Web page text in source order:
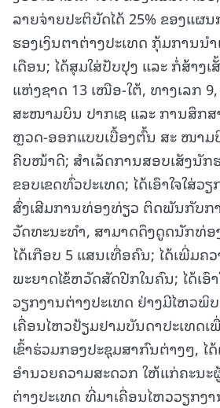
ລາຍຈ່າຍປະຕິບັດໄດ້ 25% ຂອງແຜ
ຮອງເງິນຕາຕ່າງປະເທດ ກຸ້ມການນໍ
ເດືອນ; ໄດ້ສຸມໃສ່ປັບປຸງ ແລະ ກໍ່ສ້າງ
ແຫ່ງຊາດ 13 ເໜືອ-ໃຕ້, ທາງເລກ
ສະໜາມບິນ ປາກເຊ ແລະ ການສຶກສ
ຫຼວດ-ອອກແບບເບື້ອງຕົ້ນ ສະ ໜາມ
ຄືບໜ້າດີ; ສໍາເລັດການສອບເສັງນັກ
ຂອບເຂດທົ່ວປະເທດ; ໄດ້ເອົາໃຈໃສ່ວ
ສົ່ງເສີມການທ່ອງທ່ຽວ ຕິດພັນກັບກ
ວັດທະນະທຳ, ສາມາດດຶງດູດນັກທ່ອ
ໄດ້ເກືອບ 5 ແສນເທື່ອຄົນ; ໄດ້ເພີ່ມຄວ
ພະຍາດໄຂ້ຫວັດສັດປີກໃນຄົນ; ໄດ້ເອົ
ວຽກງານຕ່າງປະເທດ ຢ່າງມີໄຫວພິ
ເຄື່ອນໄຫວຢ້ຽມຢາມບັນດາປະເທດ
ເຂົ້າຮ່ວມກອງປະຊຸມສາກົນຕ່າງໆ, ໄ
ອຳນວຍຄວາມສະດວກ ໃຫ້ແກ່ຄະນ
ຕ່າງປະເທດ ທີ່ມາເຄື່ອນໄຫວວຽກງ